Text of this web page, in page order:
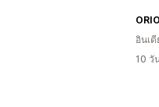
อินเดี
10 วั